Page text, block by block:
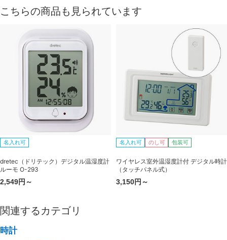
こちらの商品も見られています
名入れ可
dretec（ドリテック）デジタル温湿度計
ルーモ O-293
2,549円～
名入れ可 のし可 包装可
ワイヤレス室外温湿度計付 デジタル時計
（タッチパネル式）
3,150円～
関連するカテゴリ
時計